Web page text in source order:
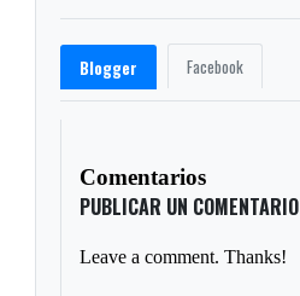
Blogger Facebook
Comentarios
PUBLICAR UN COMENTARIO
Leave a comment. Thanks!